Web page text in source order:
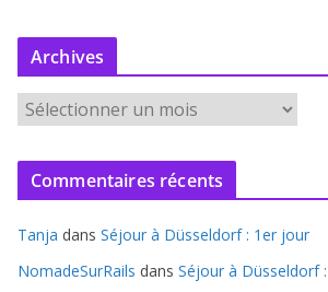
Archives
c
v
e
Commentaires récents
Tanja dans Séjour à Düsseldorf : 1er jour
NomadeSurRails dans Séjour à Düsseldorf